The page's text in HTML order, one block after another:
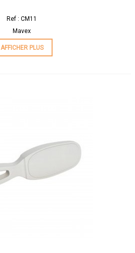
Ref : CM11
Mavex
AFFICHER PLUS